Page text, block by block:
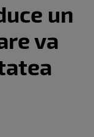
un
va